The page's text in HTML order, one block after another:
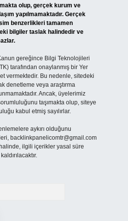
olup, gerçek kurum ve
yapılmamaktadır. Gerçek
benzerlikleri tamamen
bilgiler taslak halindedir ve
gereğince Bilgi Teknolojileri
tarafından onaylanmış bir Yer
vermektedir. Bu nedenle, sitedeki
denetleme veya araştırma
Ancak, üyelerimiz
taşımakta olup, siteye
kabul etmiş sayılırlar.
aykırı olduğunu
backlinkpanelicomtr@gmail.com
ilgili içerikler yasal süre